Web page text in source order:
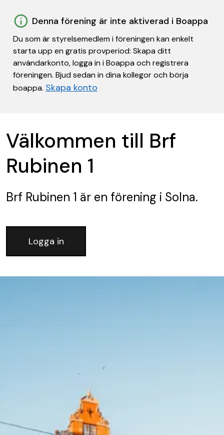
Denna förening är inte aktiverad i Boappa
Du som är styrelsemedlem i föreningen kan enkelt
starta upp en gratis provperiod: Skapa ditt
användarkonto, logga in i Boappa och registrera
föreningen. Bjud sedan in dina kollegor och börja
boappa. Skapa konto
Välkommen till Brf
Rubinen 1
Brf Rubinen 1 är en förening i Solna.
Logga in